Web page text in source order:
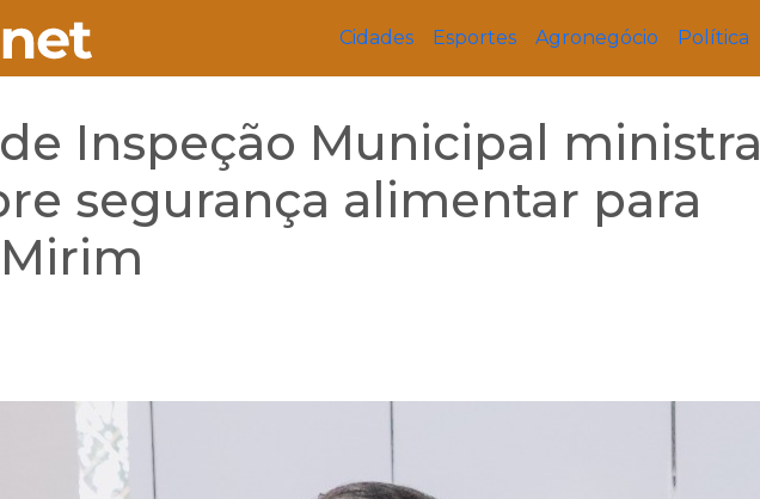
Cidades Esportes Agronegócio Política
Inspeção Municipal ministra
segurança alimentar para